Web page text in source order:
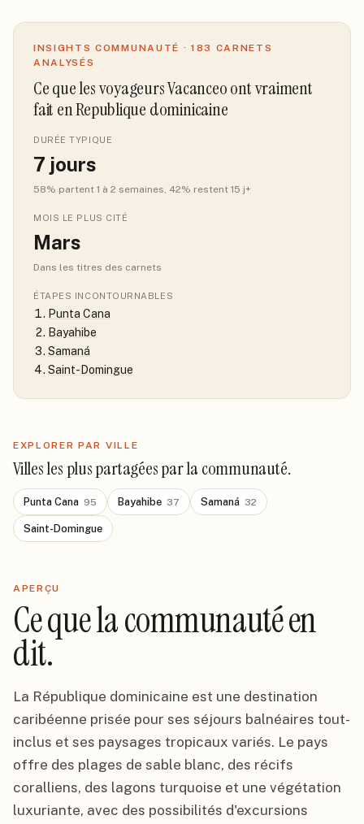
INSIGHTS COMMUNAUTÉ · 183 CARNETS
ANALYSÉS
Ce que les voyageurs Vacanceo ont vraiment
fait en Republique dominicaine
DURÉE TYPIQUE
7 jours
58% partent 1 à 2 semaines, 42% restent 15 j+
MOIS LE PLUS CITÉ
Mars
Dans les titres des carnets
ÉTAPES INCONTOURNABLES
Punta Cana
Bayahibe
Samaná
Saint-Domingue
EXPLORER PAR VILLE
Villes les plus partagées par la communauté.
Punta Cana 95 Bayahibe 37 Samaná 32
Saint-Domingue
APERÇU
Ce que la communauté en
dit.
La République dominicaine est une destination
caribéenne prisée pour ses séjours balnéaires tout-
inclus et ses paysages tropicaux variés. Le pays
offre des plages de sable blanc, des récifs
coralliens, des lagons turquoise et une végétation
luxuriante, avec des possibilités d'excursions